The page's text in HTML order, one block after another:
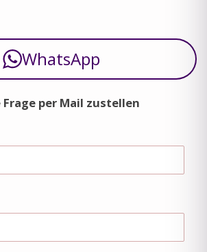
WhatsApp
Frage per Mail zustellen